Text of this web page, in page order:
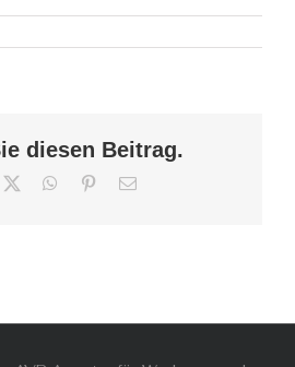
diesen Beitrag.
WhatsApp
Pinterest
E-